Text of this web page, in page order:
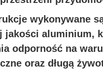
wykonywane
jakości aluminium,
odporność na
oraz długą